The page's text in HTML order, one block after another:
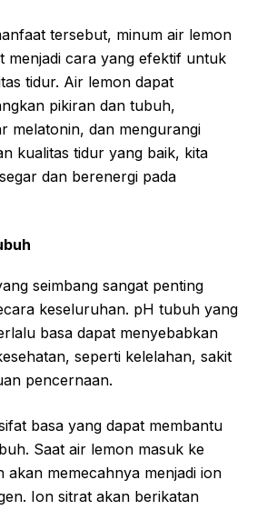
tersebut, minum air lemon
menjadi cara yang efektif untuk
tidur. Air lemon dapat
pikiran dan tubuh,
melatonin, dan mengurangi
kualitas tidur yang baik, kita
dan berenergi pada
seimbang sangat penting
keseluruhan. pH tubuh yang
basa dapat menyebabkan
seperti kelelahan, sakit
pencernaan.
basa yang dapat membantu
Saat air lemon masuk ke
memecahnya menjadi ion
Ion sitrat akan berikatan